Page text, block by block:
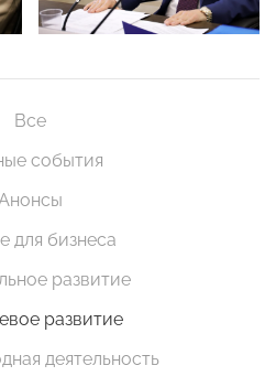
Все
события
для бизнеса
развитие
развитие
деятельность